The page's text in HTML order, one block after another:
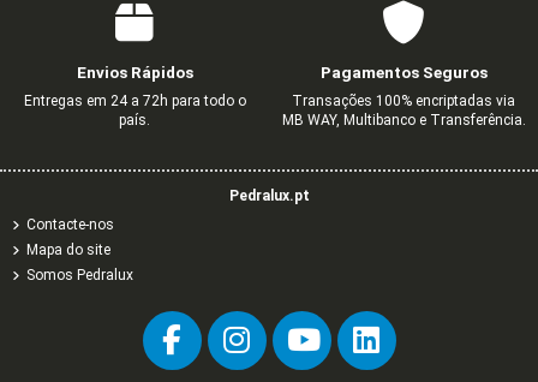
Envios Rápidos
Entregas em 24 a 72h para todo o
país.
Pagamentos Seguros
Transações 100% encriptadas via
MB WAY, Multibanco e Transferência.
Pedralux.pt
Contacte-nos
Mapa do site
Somos Pedralux